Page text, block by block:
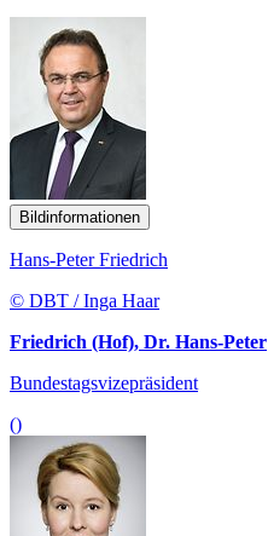
Bildinformationen
Hans-Peter Friedrich
© DBT / Inga Haar
Friedrich (Hof), Dr. Hans-Peter
Bundestagsvizepräsident
()